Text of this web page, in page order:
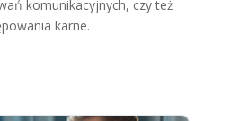
komunikacyjnych, czy też
karne.